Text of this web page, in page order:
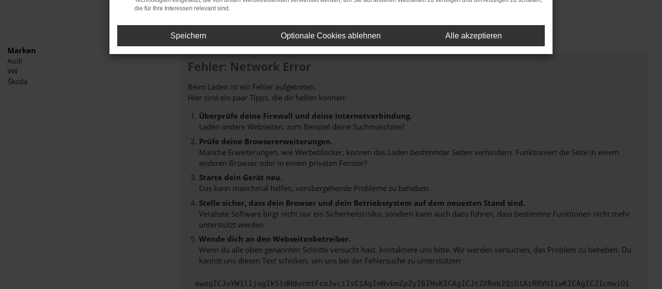
Marken
Audi
VW
Škoda
Fehler: Network Error
Beim Laden ist ein Fehler aufgetreten.
Hier sind ein paar Tipps, die dir helfen können:
Überprüfe deine Firewall und deine Internetverbindung.
Laden andere Webseiten, zum Beispiel deine Suchmaschine?
Prüfe deine Browsererweiterungen.
Manche Erweiterungen, wie Werbeblocker, können das Laden bestimmter Seiten verhindern. Funktioniert die Seite in einem
anderen Browser oder in einem privaten Fenster?
Starte dein Gerät neu.
Das kann manchmal helfen, vorübergehende Probleme zu beheben.
Stelle sicher, dass dein Browser und dein Betriebssystem auf dem neuesten Stand sind.
Veraltete Software birgt nicht nur ein Sicherheitsrisiko, sondern kann auch dazu führen, dass bestimmte Funktionen nicht mehr
unterstützt werden.
Wende dich an den Webseitenbetreiber.
Wenn du alle oben genannten Schritte versucht hast, kontaktiere uns bitte. Wir werden versuchen, das Problem zu beheben. Du
kannst uns diesen Text schicken, um uns bei der Fehlersuche zu unterstützen:
ewogICJuYW1lIjogIk5ldHdvcmtFcnJvciIsCiAgImNvbmZpZyI6IHsKICAgICJtZXRob2QiOiAiR0VUIiwKICAgICJ1cmwiOi
die für Ihre Interessen relevant sind.
Speichern Optionale Cookies ablehnen Alle akzeptieren